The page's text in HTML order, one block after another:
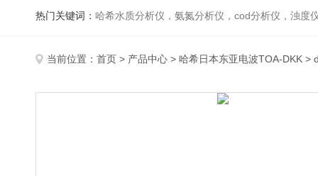
热门关键词： 哈希水质分析仪，氨氮分析仪，cod分析仪，浊度
当前位置： 首页 > 产品中心 > 哈希日本东亚电波TOA-DKK >